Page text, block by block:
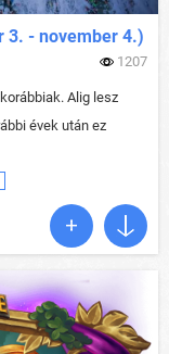
3. - november 4.)
1207
Alig lesz
évek után ez